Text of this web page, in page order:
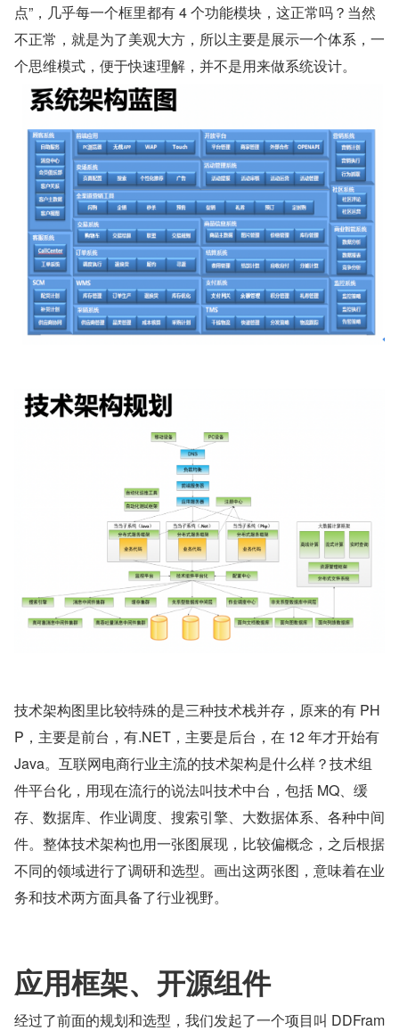
点”，几乎每一个框里都有 4 个功能模块，这正常吗？当然
不正常，就是为了美观大方，所以主要是展示一个体系，一
个思维模式，便于快速理解，并不是用来做系统设计。
技术架构图里比较特殊的是三种技术栈并存，原来的有 PH
P，主要是前台，有.NET，主要是后台，在 12 年才开始有
Java。互联网电商行业主流的技术架构是什么样？技术组
件平台化，用现在流行的说法叫技术中台，包括 MQ、缓
存、数据库、作业调度、搜索引擎、大数据体系、各种中间
件。整体技术架构也用一张图展现，比较偏概念，之后根据
不同的领域进行了调研和选型。画出这两张图，意味着在业
务和技术两方面具备了行业视野。
应用框架、开源组件
经过了前面的规划和选型，我们发起了一个项目叫 DDFram